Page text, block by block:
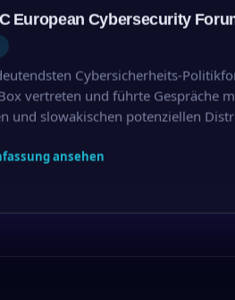
European Cybersecurity
Cybersicherheits-
vertreten und führte Gespräche
und slowakischen potenziellen
ansehen